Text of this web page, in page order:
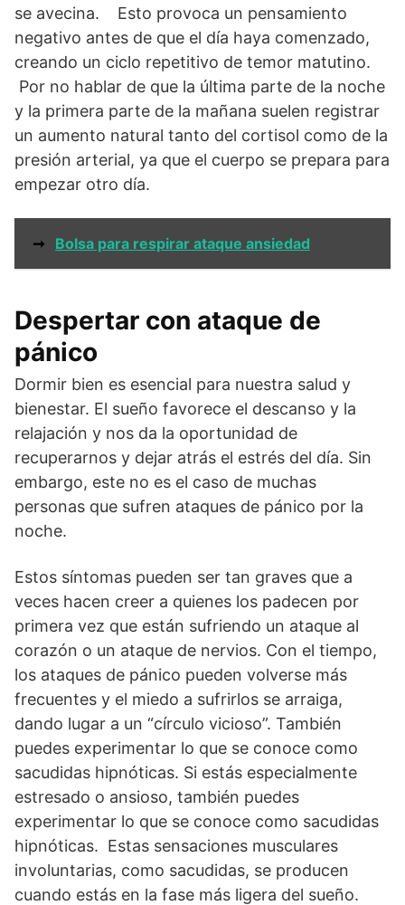
se avecina. Esto provoca un pensamiento
negativo antes de que el día haya comenzado,
creando un ciclo repetitivo de temor matutino.
Por no hablar de que la última parte de la noche
y la primera parte de la mañana suelen registrar
un aumento natural tanto del cortisol como de la
presión arterial, ya que el cuerpo se prepara para
empezar otro día.
➞ Bolsa para respirar ataque ansiedad
Despertar con ataque de
pánico
Dormir bien es esencial para nuestra salud y
bienestar. El sueño favorece el descanso y la
relajación y nos da la oportunidad de
recuperarnos y dejar atrás el estrés del día. Sin
embargo, este no es el caso de muchas
personas que sufren ataques de pánico por la
noche.
Estos síntomas pueden ser tan graves que a
veces hacen creer a quienes los padecen por
primera vez que están sufriendo un ataque al
corazón o un ataque de nervios. Con el tiempo,
los ataques de pánico pueden volverse más
frecuentes y el miedo a sufrirlos se arraiga,
dando lugar a un “círculo vicioso”. También
puedes experimentar lo que se conoce como
sacudidas hipnóticas. Si estás especialmente
estresado o ansioso, también puedes
experimentar lo que se conoce como sacudidas
hipnóticas. Estas sensaciones musculares
involuntarias, como sacudidas, se producen
cuando estás en la fase más ligera del sueño.